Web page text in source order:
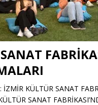
KÜLTÜR SANAT
SANAT